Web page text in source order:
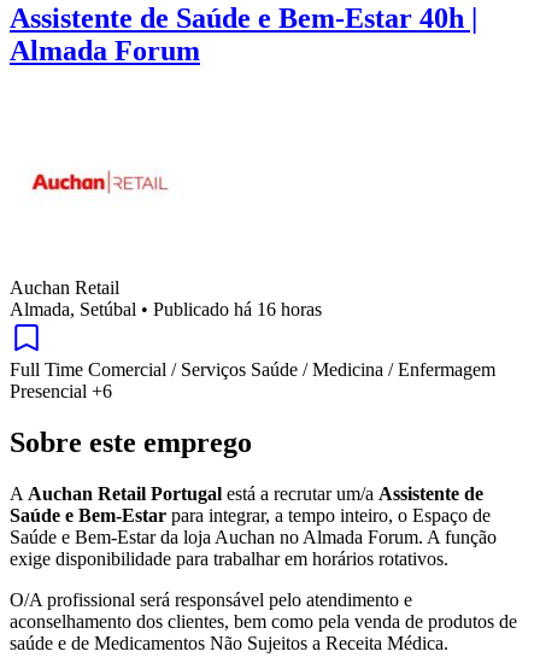
Assistente de Saúde e Bem-Estar 40h |
Almada Forum
Auchan Retail
Almada, Setúbal • Publicado há 16 horas
Full Time Comercial / Serviços Saúde / Medicina / Enfermagem
Presencial +6
Sobre este emprego
A Auchan Retail Portugal está a recrutar um/a Assistente de
Saúde e Bem-Estar para integrar, a tempo inteiro, o Espaço de
Saúde e Bem-Estar da loja Auchan no Almada Forum. A função
exige disponibilidade para trabalhar em horários rotativos.
O/A profissional será responsável pelo atendimento e
aconselhamento dos clientes, bem como pela venda de produtos de
saúde e de Medicamentos Não Sujeitos a Receita Médica.